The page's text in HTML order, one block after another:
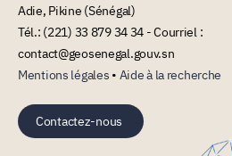
Adie, Pikine (Sénégal)
Tél.: (221) 33 879 34 34 - Courriel :
contact@geosenegal.gouv.sn
Mentions légales • Aide à la recherche
Contactez-nous